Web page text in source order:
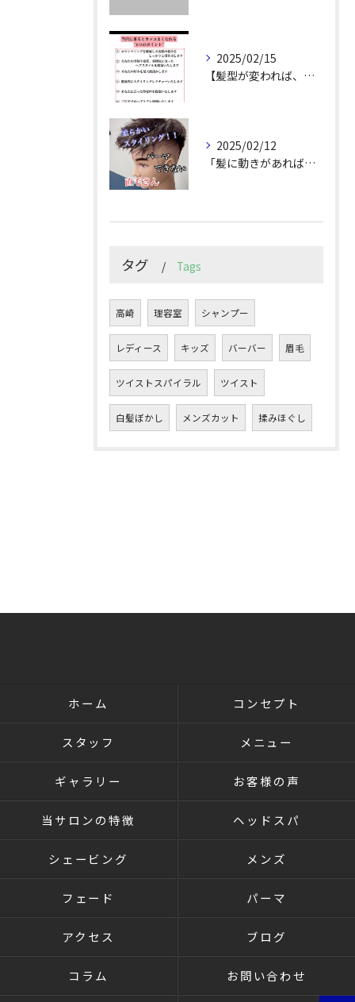
2025/02/15
【髪型が変われば、人生が変わる。
2025/02/12
「髪に動きがあれば印象は変わる！」
タグ Tags
高崎 理容室 シャンプー
レディース キッズ バーバー 眉毛
ツイストスパイラル ツイスト
白髪ぼかし メンズカット 揉みほぐし
ホーム コンセプト
スタッフ メニュー
ギャラリー お客様の声
当サロンの特徴 ヘッドスパ
シェービング メンズ
フェード パーマ
アクセス ブログ
コラム お問い合わせ